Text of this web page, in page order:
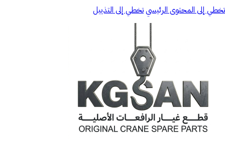
تخطي إلى المحتوى الرئيسيتخطي إلى التذييل